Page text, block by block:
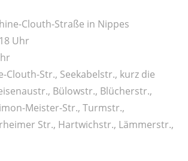
Clouth-Straße in Nippes
Uhr
Clouth-Str., Seekabelstr., kurz die
Bülowstr., Blücherstr.,
Meister-Str., Turmstr.,
Str., Hartwichstr., Lämmerstr.,